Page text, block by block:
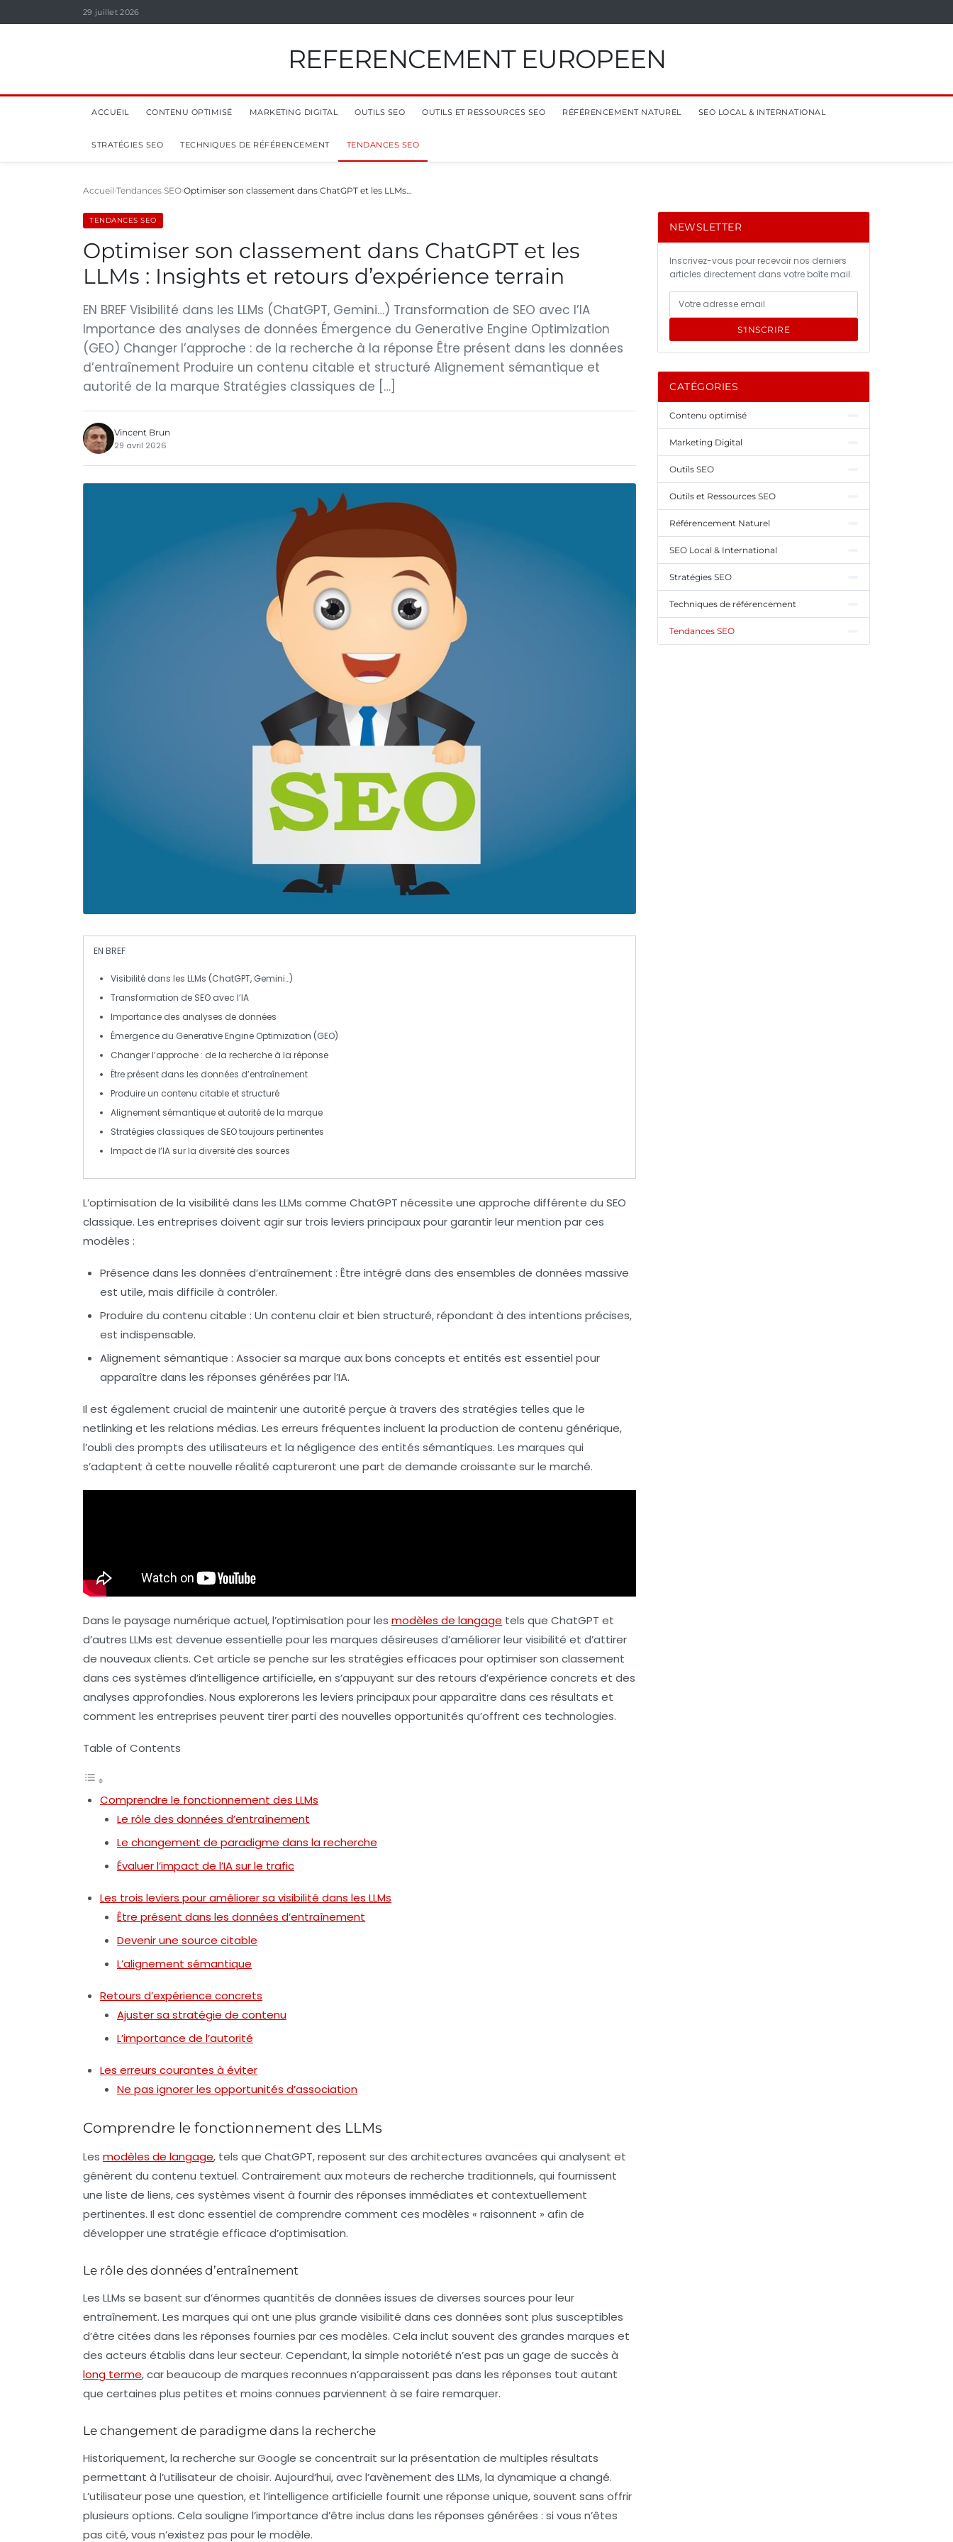
29 juillet 2026
REFERENCEMENT EUROPEEN
ACCUEIL CONTENU OPTIMISÉ MARKETING DIGITAL OUTILS SEO OUTILS ET RESSOURCES SEO RÉFÉRENCEMENT NATUREL SEO LOCAL & INTERNATIONAL
STRATÉGIES SEO TECHNIQUES DE RÉFÉRENCEMENT TENDANCES SEO
Accueil Tendances SEO Optimiser son classement dans ChatGPT et les LLMs…
TENDANCES SEO
Optimiser son classement dans ChatGPT et les
LLMs : Insights et retours d’expérience terrain
EN BREF Visibilité dans les LLMs (ChatGPT, Gemini…) Transformation de SEO avec l’IA
Importance des analyses de données Émergence du Generative Engine Optimization
(GEO) Changer l’approche : de la recherche à la réponse Être présent dans les données
d’entraînement Produire un contenu citable et structuré Alignement sémantique et
autorité de la marque Stratégies classiques de […]
Vincent Brun
29 avril 2026
EN BREF
Visibilité dans les LLMs (ChatGPT, Gemini…)
Transformation de SEO avec l’IA
Importance des analyses de données
Émergence du Generative Engine Optimization (GEO)
Changer l’approche : de la recherche à la réponse
Être présent dans les données d’entraînement
Produire un contenu citable et structuré
Alignement sémantique et autorité de la marque
Stratégies classiques de SEOtoujours pertinentes
Impact de l’IA sur la diversité des sources
L’optimisation de la visibilité dans les LLMs comme ChatGPT nécessite une approche différente du SEO
classique. Les entreprises doivent agir sur trois leviers principaux pour garantir leur mention par ces
modèles :
Présence dans les données d’entraînement : Être intégré dans des ensembles de données massive
est utile, mais difficile à contrôler.
Produire du contenu citable : Un contenu clair et bien structuré, répondant à des intentions précises,
est indispensable.
Alignement sémantique : Associer sa marque aux bons concepts et entités est essentiel pour
apparaître dans les réponses générées par l’IA.
Il est également crucial de maintenir une autorité perçue à travers des stratégies telles que le
netlinking et les relations médias. Les erreurs fréquentes incluent la production de contenu générique,
l’oubli des prompts des utilisateurs et la négligence des entités sémantiques. Les marques qui
s’adaptent à cette nouvelle réalité captureront une part de demande croissante sur le marché.
Dans le paysage numérique actuel, l’optimisation pour les modèles de langage tels que ChatGPT et
d’autres LLMs est devenue essentielle pour les marques désireuses d’améliorer leur visibilité et d’attirer
de nouveaux clients. Cet article se penche sur les stratégies efficaces pour optimiser son classement
dans ces systèmes d’intelligence artificielle, en s’appuyant sur des retours d’expérience concrets et des
analyses approfondies. Nous explorerons les leviers principaux pour apparaître dans ces résultats et
comment les entreprises peuvent tirer parti des nouvelles opportunités qu’offrent ces technologies.
Table of Contents
Comprendre le fonctionnement des LLMs
Le rôle des données d’entraînement
Le changement de paradigme dans la recherche
Évaluer l’impact de l’IA sur le trafic
Les trois leviers pour améliorer sa visibilité dans les LLMs
Être présent dans les données d’entraînement
Devenir une source citable
L’alignement sémantique
Retours d’expérience concrets
Ajuster sa stratégie de contenu
L’importance de l’autorité
Les erreurs courantes à éviter
Ne pas ignorer les opportunités d’association
Comprendre le fonctionnement des LLMs
Les modèles de langage, tels que ChatGPT, reposent sur des architectures avancées qui analysent et
génèrent du contenu textuel. Contrairement aux moteurs de recherche traditionnels, qui fournissent
une liste de liens, ces systèmes visent à fournir des réponses immédiates et contextuellement
pertinentes. Il est donc essentiel de comprendre comment ces modèles « raisonnent » afin de
développer une stratégie efficace d’optimisation.
Le rôle des données d’entraînement
Les LLMs se basent sur d’énormes quantités de données issues de diverses sources pour leur
entraînement. Les marques qui ont une plus grande visibilité dans ces données sont plus susceptibles
d’être citées dans les réponses fournies par ces modèles. Cela inclut souvent des grandes marques et
des acteurs établis dans leur secteur. Cependant, la simple notoriété n’est pas un gage de succès à
long terme, car beaucoup de marques reconnues n’apparaissent pas dans les réponses tout autant
que certaines plus petites et moins connues parviennent à se faire remarquer.
Le changement de paradigme dans la recherche
Historiquement, la recherche sur Google se concentrait sur la présentation de multiples résultats
permettant à l’utilisateur de choisir. Aujourd’hui, avec l’avènement des LLMs, la dynamique a changé.
L’utilisateur pose une question, et l’intelligence artificielle fournit une réponse unique, souvent sans offrir
plusieurs options. Cela souligne l’importance d’être inclus dans les réponses générées : si vous n’êtes
pas cité, vous n’existez pas pour le modèle.
NEWSLETTER
Inscrivez-vous pour recevoir nos derniers
articles directement dans votre boîte mail.
S'INSCRIRE
CATÉGORIES
Contenu optimisé
Marketing Digital
Outils SEO
Outils et Ressources SEO
Référencement Naturel
SEO Local & International
Stratégies SEO
Techniques de référencement
Tendances SEO